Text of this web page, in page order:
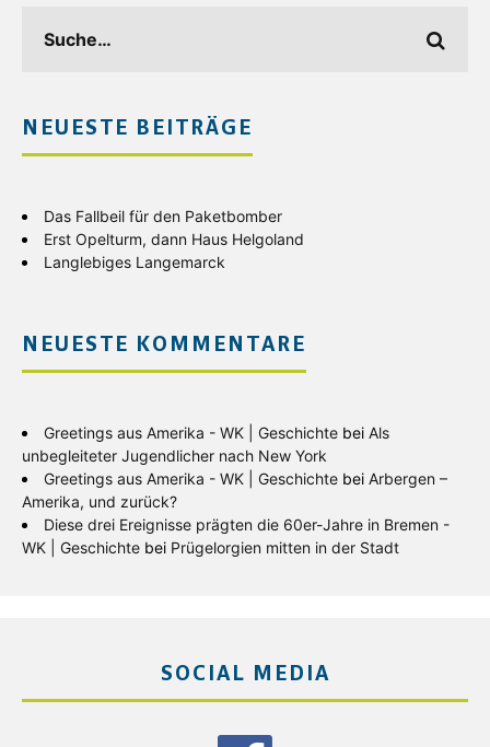
NEUESTE BEITRÄGE
Das Fallbeil für den Paketbomber
Erst Opelturm, dann Haus Helgoland
Langlebiges Langemarck
NEUESTE KOMMENTARE
Greetings aus Amerika - WK | Geschichte bei Als
unbegleiteter Jugendlicher nach New York
Greetings aus Amerika - WK | Geschichte bei Arbergen –
Amerika, und zurück?
Diese drei Ereignisse prägten die 60er-Jahre in Bremen -
WK | Geschichte bei Prügelorgien mitten in der Stadt
SOCIAL MEDIA